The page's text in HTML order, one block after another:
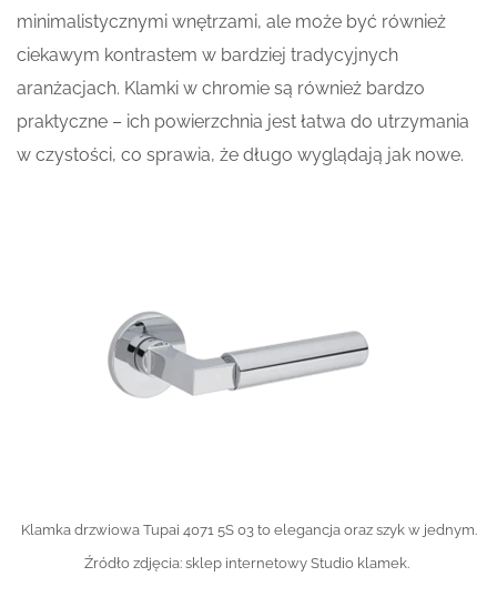
minimalistycznymi wnętrzami, ale może być również
ciekawym kontrastem w bardziej tradycyjnych
aranżacjach. Klamki w chromie są również bardzo
praktyczne – ich powierzchnia jest łatwa do utrzymania
w czystości, co sprawia, że długo wyglądają jak nowe.
Klamka drzwiowa Tupai 4071 5S 03 to elegancja oraz szyk w jednym.
Źródło zdjęcia: sklep internetowy Studio klamek.